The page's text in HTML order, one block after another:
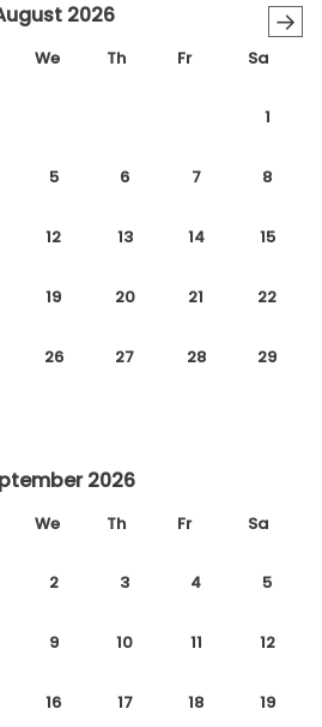
→
2026
We Th Fr Sa
1
5 6 7 8
12 13 14 15
19 20 21 22
26 27 28 29
2026
We Th Fr Sa
2 3 4 5
9 10 11 12
16 17 18 19